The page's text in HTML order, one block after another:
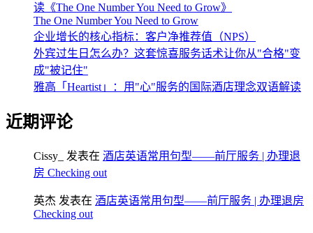
读《The One Number You Need to Grow》
The One Number You Need to Grow
企业增长的核心指标：客户净推荐值（NPS）
外宾过生日怎么办？这套惊喜服务话术让你从"合格"变
成"被记住"
雅高「Heartist」：用"心"服务的国际酒店理念双语解读
近期评论
Cissy_ 发表在 酒店英语常用句型——前厅服务 | 办理退
房 Checking out
英杰 发表在 酒店英语常用句型——前厅服务 | 办理退房
Checking out